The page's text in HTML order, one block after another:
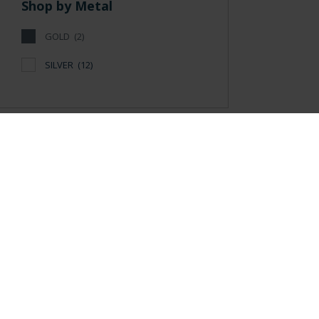
Shop by Metal
GOLD (2)
SILVER (12)